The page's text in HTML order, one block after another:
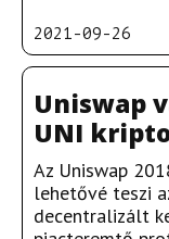
2021-09-26
Uniswap
UNI
Az Uniswap
lehetővé teszi
decentralizált